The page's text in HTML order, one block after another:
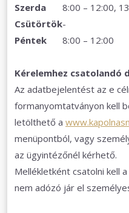
Szerda
8:00 – 12:00,
Csütörtök-
Péntek
8:00 – 12:00
Kérelemhez csatolandó
Az adatbejelentést az e
formanyomtatványon kell
letölthető a
menüpontból, vagy
az ügyintézőnél kérhető.
Mellékletként csatolni kell
nem adózó jár el